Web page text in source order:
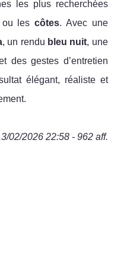
les plus recherchées
lescôtes. Avec une
, un rendu bleu nuit, une
des gestes d’entretien
élégant, réaliste et
02/2026 22:58 - 962 aff.